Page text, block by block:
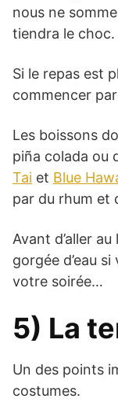
nous ne
tiendra le choc.
Si le repas est
commencer
Les boissons
piña colada ou
Tai et Blue
par du rhum et
Avant d’aller
gorgée d’eau
votre soirée…
5) La
Un des points
costumes.